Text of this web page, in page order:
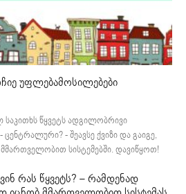
უფლებამოსილებები
წყვეტს ადგილობრივი
- შეავსე ქვიზი და გაიგე,
სისტემებში. დავიწყოთ!
ვინ რას წყვეტს? – რამდენად